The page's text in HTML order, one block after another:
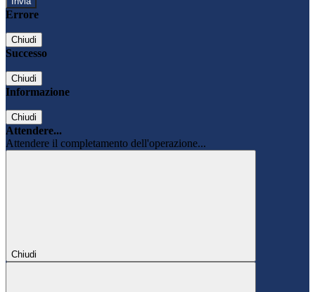
Errore
Chiudi
Successo
Chiudi
Informazione
Chiudi
Attendere...
Attendere il completamento dell'operazione...
Chiudi